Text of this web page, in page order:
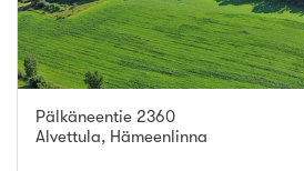
Pälkäneentie 2360
Alvettula, Hämeenlinna